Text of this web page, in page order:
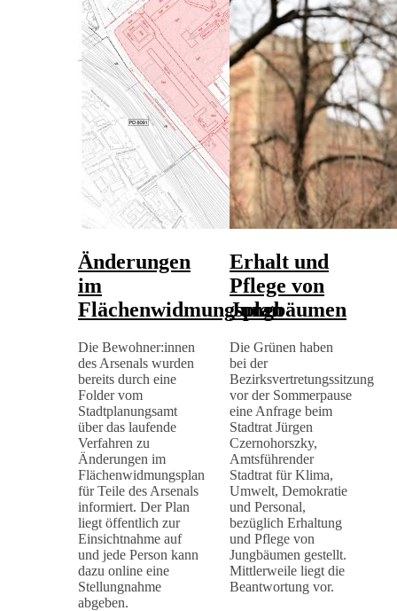
Änderungen
im
Flächenwidmungsplan
Die Bewohner:innen
des Arsenals wurden
bereits durch eine
Folder vom
Stadtplanungsamt
über das laufende
Verfahren zu
Änderungen im
Flächenwidmungsplan
für Teile des Arsenals
informiert. Der Plan
liegt öffentlich zur
Einsichtnahme auf
und jede Person kann
dazu online eine
Stellungnahme
abgeben.
Erhalt und
Pflege von
Jungbäumen
Die Grünen haben
bei der
Bezirksvertretungssitzung
vor der Sommerpause
eine Anfrage beim
Stadtrat Jürgen
Czernohorszky,
Amtsführender
Stadtrat für Klima,
Umwelt, Demokratie
und Personal,
bezüglich Erhaltung
und Pflege von
Jungbäumen gestellt.
Mittlerweile liegt die
Beantwortung vor.